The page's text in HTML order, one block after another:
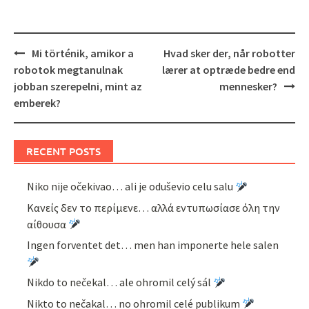
Post
navigation
Mi történik, amikor a
robotok megtanulnak
jobban szerepelni, mint az
emberek?
Hvad sker der, når robotter
lærer at optræde bedre end
mennesker?
RECENT POSTS
Niko nije očekivao… ali je oduševio celu salu
Κανείς δεν το περίμενε… αλλά εντυπωσίασε όλη την
αίθουσα
Ingen forventet det… men han imponerte hele salen
Nikdo to nečekal… ale ohromil celý sál
Nikto to nečakal… no ohromil celé publikum